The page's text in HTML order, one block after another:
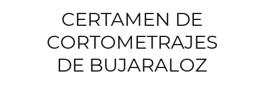
CERTAMEN DE
CORTOMETRAJES
DE BUJARALOZ